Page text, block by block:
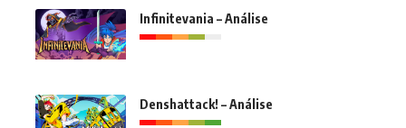
Infinitevania – Análise
Denshattack! – Análise